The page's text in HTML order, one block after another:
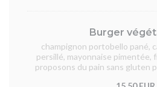
Burger
champignon portobello pané,
persillé, mayonnaise pimentée,
proposons du pain sans gluten